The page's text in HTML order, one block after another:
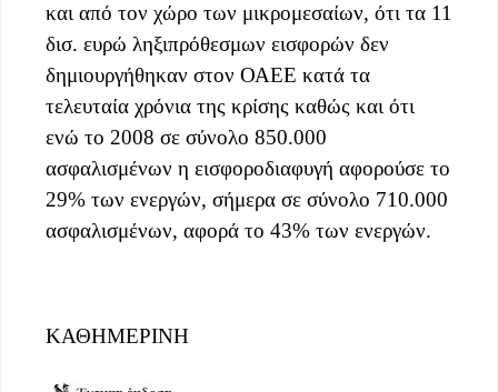
και από τον χώρο των μικρομεσαίων, ότι τα 11
δισ. ευρώ ληξιπρόθεσμων εισφορών δεν
δημιουργήθηκαν στον ΟΑΕΕ κατά τα
τελευταία χρόνια της κρίσης καθώς και ότι
ενώ το 2008 σε σύνολο 850.000
ασφαλισμένων η εισφοροδιαφυγή αφορούσε το
29% των ενεργών, σήμερα σε σύνολο 710.000
ασφαλισμένων, αφορά το 43% των ενεργών.
ΚΑΘΗΜΕΡΙΝΗ